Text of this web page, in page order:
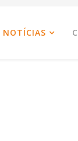
NOTÍCIAS